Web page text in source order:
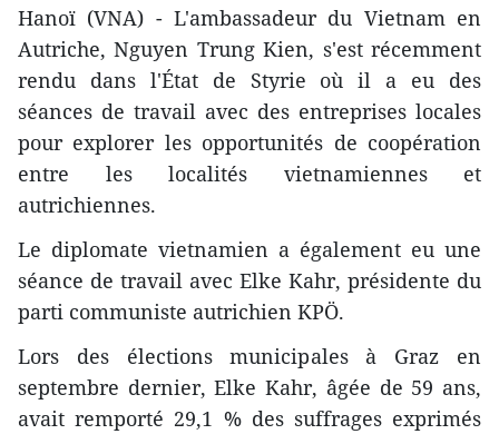
Hanoï (VNA) - L'ambassadeur du Vietnam en
Autriche, Nguyen Trung Kien, s'est récemment
rendu dans l'État de Styrie où il a eu des
séances de travail avec des entreprises locales
pour explorer les opportunités de coopération
entre les localités vietnamiennes et
autrichiennes.
Le diplomate vietnamien a également eu une
séance de travail avec Elke Kahr, présidente du
parti communiste autrichien KPÖ.
Lors des élections municipales à Graz en
septembre dernier, Elke Kahr, âgée de 59 ans,
avait remporté 29,1 % des suffrages exprimés